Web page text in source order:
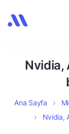
Nvidia,
Ana Sayfa
Nvidia,